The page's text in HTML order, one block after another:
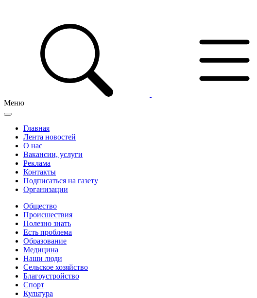
Меню
Главная
Лента новостей
О нас
Вакансии, услуги
Реклама
Контакты
Подписаться на газету
Организации
Общество
Происшествия
Полезно знать
Есть проблема
Образование
Медицина
Наши люди
Сельское хозяйство
Благоустройство
Спорт
Культура